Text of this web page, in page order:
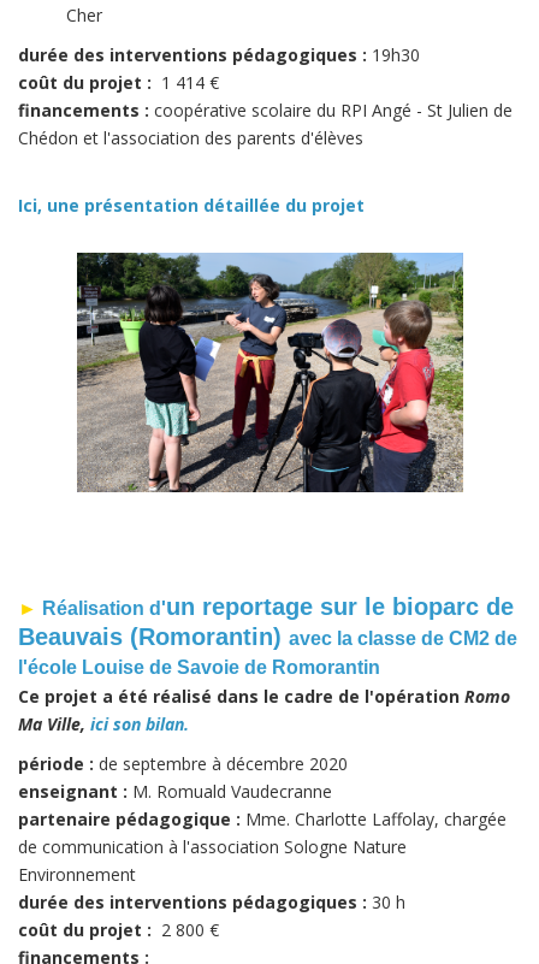
Cher
durée des interventions pédagogiques : 19h30
coût du projet : 1 414 €
financements : coopérative scolaire du RPI Angé - St Julien de
Chédon et l'association des parents d'élèves
Ici, une présentation détaillée du projet
► Réalisation d'un reportage sur le bioparc de
Beauvais (Romorantin) avec la classe de CM2 de
l'école Louise de Savoie de Romorantin
Ce projet a été réalisé dans le cadre de l'opération Romo
Ma Ville, ici son bilan.
période : de septembre à décembre 2020
enseignant : M. Romuald Vaudecranne
partenaire pédagogique : Mme. Charlotte Laffolay, chargée
de communication à l'association Sologne Nature
Environnement
durée des interventions pédagogiques : 30 h
coût du projet : 2 800 €
financements :